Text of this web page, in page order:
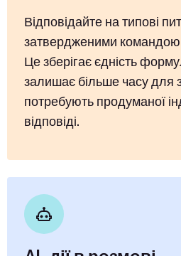
Відповідайте на типові
затвердженими
Це зберігає єдність
залишає більше часу для
потребують продуманої
відповіді.